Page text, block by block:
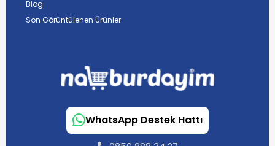
Blog
Son Görüntülenen Ürünler
WhatsApp Destek Hattı